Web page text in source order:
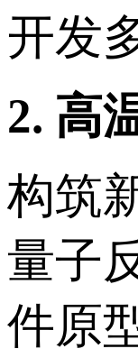
开发
2. 高
构筑
量子
件原